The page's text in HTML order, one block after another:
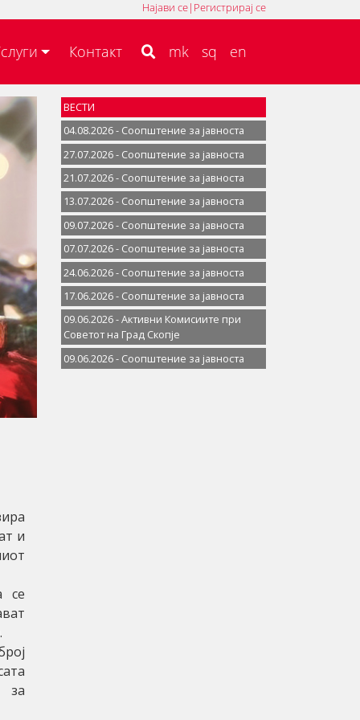
Регистрирај се
|
Најави се
Контакт mk sq en
и
се
за
ВЕСТИ
04.08.2026 - Соопштение за јавностa
27.07.2026 - Соопштение за јавностa
21.07.2026 - Соопштение за јавностa
13.07.2026 - Соопштение за јавностa
09.07.2026 - Соопштение за јавностa
07.07.2026 - Соопштение за јавноста
24.06.2026 - Соопштение за јавностa
17.06.2026 - Соопштение за јавностa
09.06.2026 - Активни Комисиите при
Советот на Град Скопје
09.06.2026 - Соопштение за јавностa